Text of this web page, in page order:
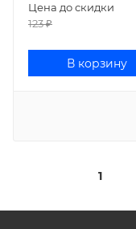
Цена до скидки
123₽
В корзину
1